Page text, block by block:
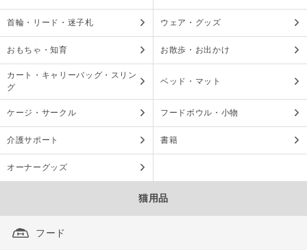
首輪・リード・迷子札 ウェア・グッズ
おもちゃ・知育 お散歩・お出かけ
カート・キャリーバッグ・スリン
グ
ベッド・マット
ケージ・サークル フードボウル・小物
介護サポート 書籍
オーナーグッズ
猫用品
フード